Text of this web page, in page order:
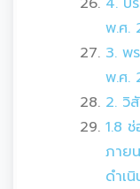
พ.ศ.
3. พ
พ.ศ.
2. วิ
1.8
ภาย
ดำเ